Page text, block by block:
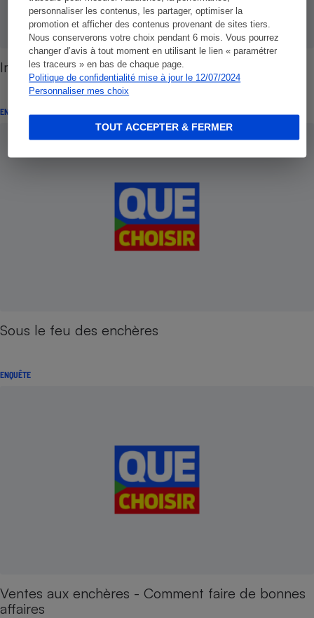
personnaliser les contenus, les partager, optimiser la
promotion et afficher des contenus provenant de sites tiers.
Nous conserverons votre choix pendant 6 mois. Vous pourrez
changer d’avis à tout moment en utilisant le lien « paramétrer
les traceurs » en bas de chaque page.
Politique de confidentialité mise à jour le 12/07/2024
Personnaliser mes choix
TOUT ACCEPTER & FERMER
Immobilier - Vendez au mieux
ENQUÊTE
Sous le feu des enchères
ENQUÊTE
Ventes aux enchères - Comment faire de bonnes
affaires